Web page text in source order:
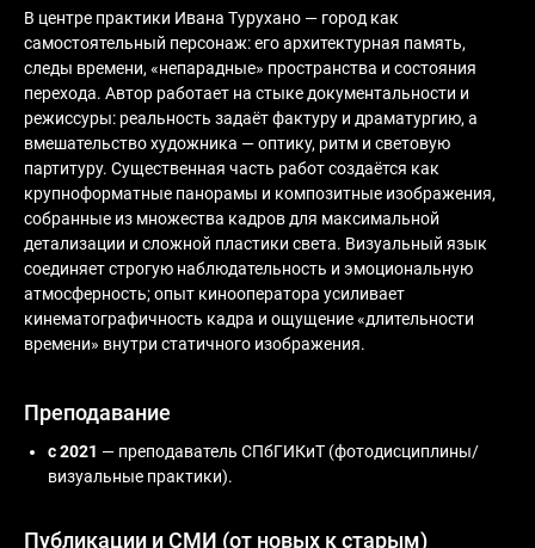
В центре практики Ивана Турухано — город как
самостоятельный персонаж: его архитектурная память,
следы времени, «непарадные» пространства и состояния
перехода. Автор работает на стыке документальности и
режиссуры: реальность задаёт фактуру и драматургию, а
вмешательство художника — оптику, ритм и световую
партитуру. Существенная часть работ создаётся как
крупноформатные панорамы и композитные изображения,
собранные из множества кадров для максимальной
детализации и сложной пластики света. Визуальный язык
соединяет строгую наблюдательность и эмоциональную
атмосферность; опыт кинооператора усиливает
кинематографичность кадра и ощущение «длительности
времени» внутри статичного изображения.
Преподавание
с 2021 — преподаватель СПбГИКиТ (фотодисциплины/
визуальные практики).
Публикации и СМИ (от новых к старым)